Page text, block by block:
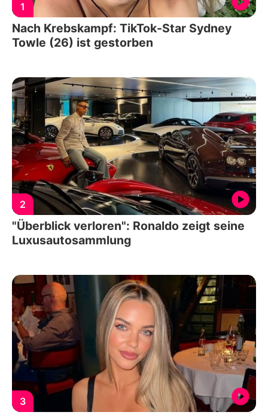
1
Nach Krebskampf: TikTok-Star Sydney
Towle (26) ist gestorben
2
"Überblick verloren": Ronaldo zeigt seine
Luxusautosammlung
3